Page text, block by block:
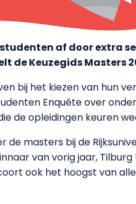
af door extra
de Keuzegids Masters
bij het kiezen van hun
Enquête over
de opleidingen keuren
masters bij de
van vorig jaar,
ook het hoogst van